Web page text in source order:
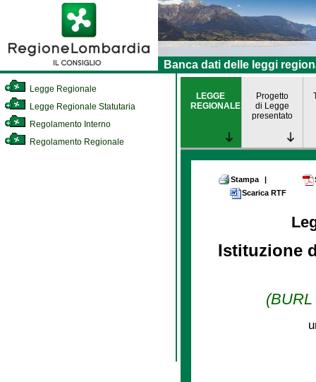
Banca dati delle leggi
Legge Regionale
Legge Regionale Statutaria
Regolamento Interno
Regolamento Regionale
LEGGE
REGIONALE
Progetto
di Legge
presentato
Stampa |
Scarica RTF
Istituzione